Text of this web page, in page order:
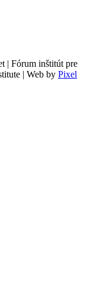
| Fórum inštitút pre
| Web by Pixel